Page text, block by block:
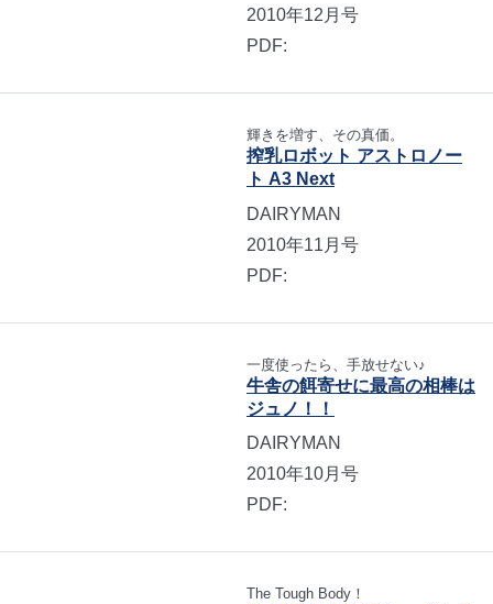
2010年12月号
PDF:
輝きを増す、その真価。
搾乳ロボット アストロノー
ト A3 Next
DAIRYMAN
2010年11月号
PDF:
一度使ったら、手放せない♪
牛舎の餌寄せに最高の相棒は
ジュノ！！
DAIRYMAN
2010年10月号
PDF:
The Tough Body！